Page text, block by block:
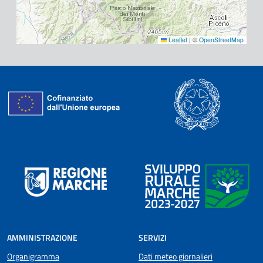
Leaflet | © OpenStreetMap
AMMINISTRAZIONE
Organigramma
SERVIZI
Dati meteo giornalieri